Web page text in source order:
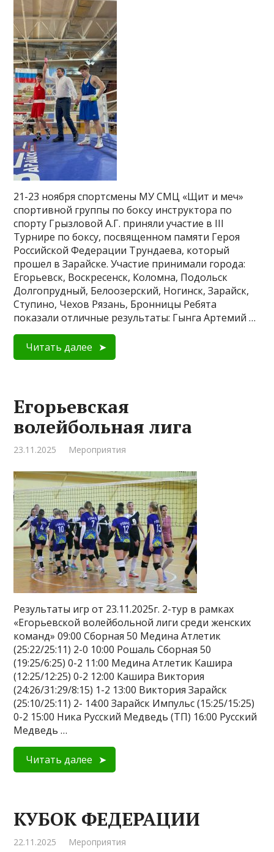
21-23 ноября спортсмены МУ СМЦ «Щит и меч»
спортивной группы по боксу инструктора по
спорту Грызловой А.Г. приняли участие в III
Турнире по боксу, посвященном памяти Героя
Российской Федерации Трундаева, который
прошел в Зарайске. Участие принимали города:
Егорьевск, Воскресенск, Коломна, Подольск
Долгопрудный, Белоозерский, Ногинск, Зарайск,
Ступино, Чехов Рязань, Бронницы Ребята
показали отличные результаты: Гынга Артемий …
Читать далее
Егорьевская
волейбольная лига
23.11.2025 Мероприятия
Результаты игр от 23.11.2025г. 2-тур в рамках
«Егорьевской волейбольной лиги среди женских
команд» 09:00 Сборная 50 Медина Атлетик
(25:22/25:11) 2-0 10:00 Рошаль Сборная 50
(19:25/6:25) 0-2 11:00 Медина Атлетик Кашира
(12:25/12:25) 0-2 12:00 Кашира Виктория
(24:26/31:29/8:15) 1-2 13:00 Виктория Зарайск
(25:10/25:11) 2- 14:00 Зарайск Импульс (15:25/15:25)
0-2 15:00 Ника Русский Медведь (ТП) 16:00 Русский
Медведь …
Читать далее
КУБОК ФЕДЕРАЦИИ
22.11.2025 Мероприятия